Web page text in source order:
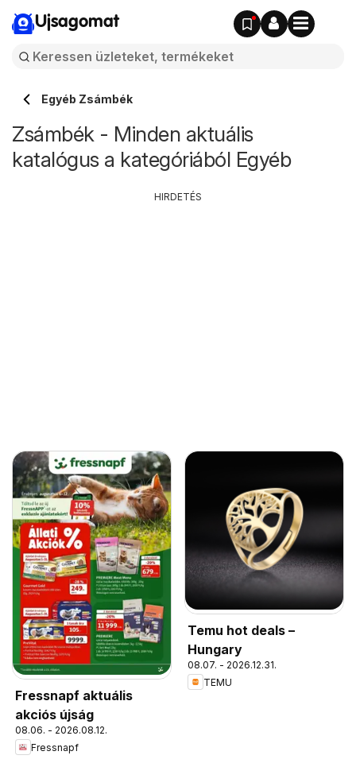
Ujsagomat
Egyéb Zsámbék
Zsámbék - Minden aktuális
katalógus a kategóriából Egyéb
Fressnapf aktuális
akciós újság
08.06. - 2026.08.12.
Fressnapf
Temu hot deals –
Hungary
08.07. - 2026.12.31.
TEMU
HIRDETÉS